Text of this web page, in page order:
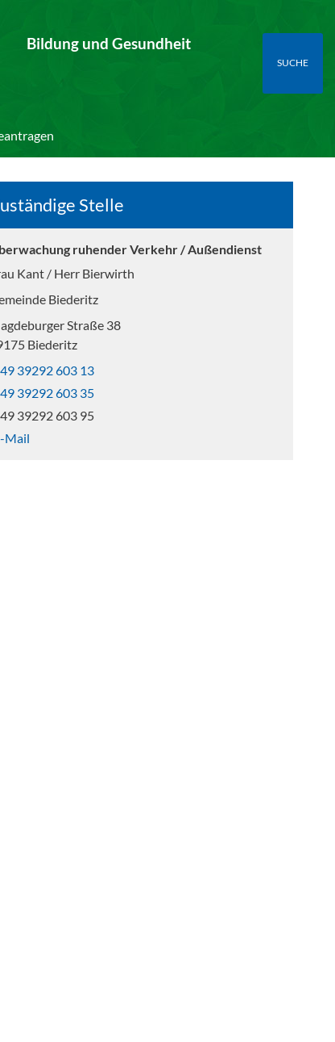
Bildung und Gesundheit
SUCHE
Stelle
ruhender Verkehr / Außendienst
Kant / Herr Bierwirth
Biederitz
Straße 38
Biederitz
39292 603 13
39292 603 35
39292 603 95
Mail